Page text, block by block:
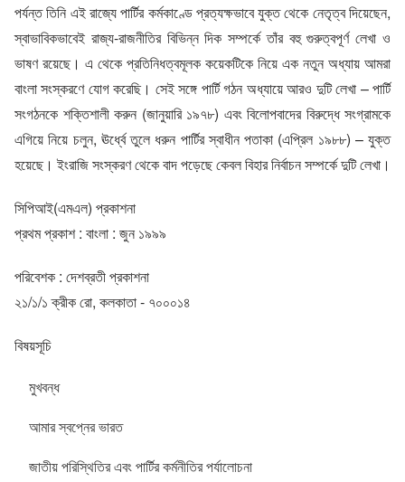
পর্যন্ত তিনি এই রাজ্যে পার্টির কর্মকাণ্ডে প্রত্যক্ষভাবে যুক্ত থেকে নেতৃত্ব দিয়েছেন,
স্বাভাবিকভাবেই রাজ্য-রাজনীতির বিভিন্ন দিক সম্পর্কে তাঁর বহু গুরুত্বপূর্ণ লেখা ও
ভাষণ রয়েছে। এ থেকে প্রতিনিধত্বমূলক কয়েকটিকে নিয়ে এক নতুন অধ্যায় আমরা
বাংলা সংস্করণে যোগ করেছি। সেই সঙ্গে পার্টি গঠন অধ্যায়ে আরও দুটি লেখা – পার্টি
সংগঠনকে শক্তিশালী করুন (জানুয়ারি ১৯৭৮) এবং বিলোপবাদের বিরুদ্ধে সংগ্রামকে
এগিয়ে নিয়ে চলুন, ঊর্ধ্বে তুলে ধরুন পার্টির স্বাধীন পতাকা (এপ্রিল ১৯৮৮) – যুক্ত
হয়েছে। ইংরাজি সংস্করণ থেকে বাদ পড়েছে কেবল বিহার নির্বাচন সম্পর্কে দুটি লেখা।
সিপিআই(এমএল) প্রকাশনা
প্রথম প্রকাশ : বাংলা : জুন ১৯৯৯
পরিবেশক : দেশব্রতী প্রকাশনা
২১/১/১ ক্রীক রো, কলকাতা - ৭০০০১৪
বিষয়সূচি
মুখবন্ধ
আমার স্বপ্নের ভারত
জাতীয় পরিস্থিতির এবং পার্টির কর্মনীতির পর্যালোচনা